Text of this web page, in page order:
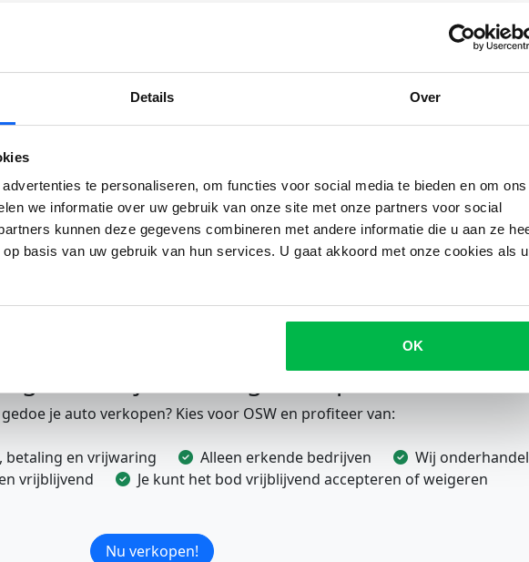
Details Over
te personaliseren, om functies voor social media te bieden en om ons
we informatie over uw gebruik van onze site met onze partners voor social
kunnen deze gegevens combineren met andere informatie die u aan ze
basis van uw gebruik van hun services. U gaat akkoord met onze cookies als u
OK
en snel je voertuig verkopen?
je auto verkopen? Kies voor OSW en profiteer van:
betaling en vrijwaring Alleen erkende bedrijven
Wij
vrijblijvend
Je kunt het bod vrijblijvend accepteren of weigeren
Nu verkopen!